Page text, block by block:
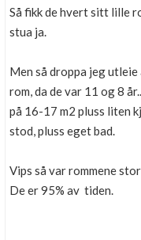
Så fikk de hvert sitt lille
stua ja.
Men så droppa jeg
rom, da de var 11 og 8
på 16-17 m2 pluss liten
stod, pluss eget bad.
Vips så var rommene
De er 95% av tiden.